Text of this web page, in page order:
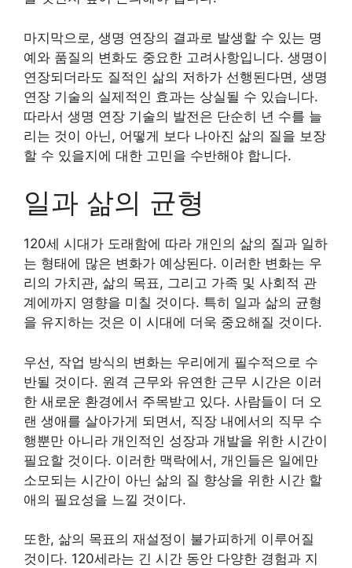
마지막으로, 생명 연장의 결과로 발생할 수 있는 명
예와 품질의 변화도 중요한 고려사항입니다. 생명이
연장되더라도 질적인 삶의 저하가 선행된다면, 생명
연장 기술의 실제적인 효과는 상실될 수 있습니다.
따라서 생명 연장 기술의 발전은 단순히 년 수를 늘
리는 것이 아닌, 어떻게 보다 나아진 삶의 질을 보장
할 수 있을지에 대한 고민을 수반해야 합니다.
일과 삶의 균형
120세 시대가 도래함에 따라 개인의 삶의 질과 일하
는 형태에 많은 변화가 예상된다. 이러한 변화는 우
리의 가치관, 삶의 목표, 그리고 가족 및 사회적 관
계에까지 영향을 미칠 것이다. 특히 일과 삶의 균형
을 유지하는 것은 이 시대에 더욱 중요해질 것이다.
우선, 작업 방식의 변화는 우리에게 필수적으로 수
반될 것이다. 원격 근무와 유연한 근무 시간은 이러
한 새로운 환경에서 주목받고 있다. 사람들이 더 오
랜 생애를 살아가게 되면서, 직장 내에서의 직무 수
행뿐만 아니라 개인적인 성장과 개발을 위한 시간이
필요할 것이다. 이러한 맥락에서, 개인들은 일에만
소모되는 시간이 아닌 삶의 질 향상을 위한 시간 할
애의 필요성을 느낄 것이다.
또한, 삶의 목표의 재설정이 불가피하게 이루어질
것이다. 120세라는 긴 시간 동안 다양한 경험과 지